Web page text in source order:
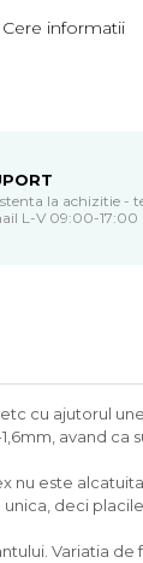
Cere informatii
la achizitie -
L-V 09:00-17:00
cu ajutorul
avand ca
nu este
deci
Variatia de